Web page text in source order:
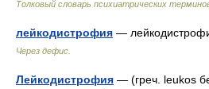
Толковый словарь психиатрических
лейкодистрофия —
Через дефис.
Лейкодистрофия — (греч. leukos